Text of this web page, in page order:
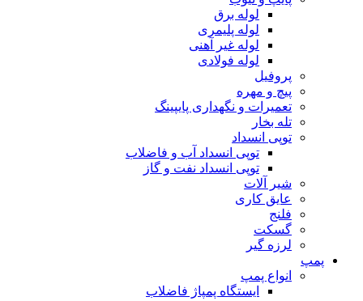
لوله برق
لوله پلیمری
لوله غیر آهنی
لوله فولادی
پروفیل
پیچ و مهره
تعمیرات و نگهداری پایپینگ
تله بخار
توپی انسداد
توپی انسداد آب و فاضلاب
توپی انسداد نفت و گاز
شیر آلات
عایق کاری
فلنج
گسکت
لرزه گیر
پمپ
انواع پمپ
ایستگاه پمپاژ فاضلاب